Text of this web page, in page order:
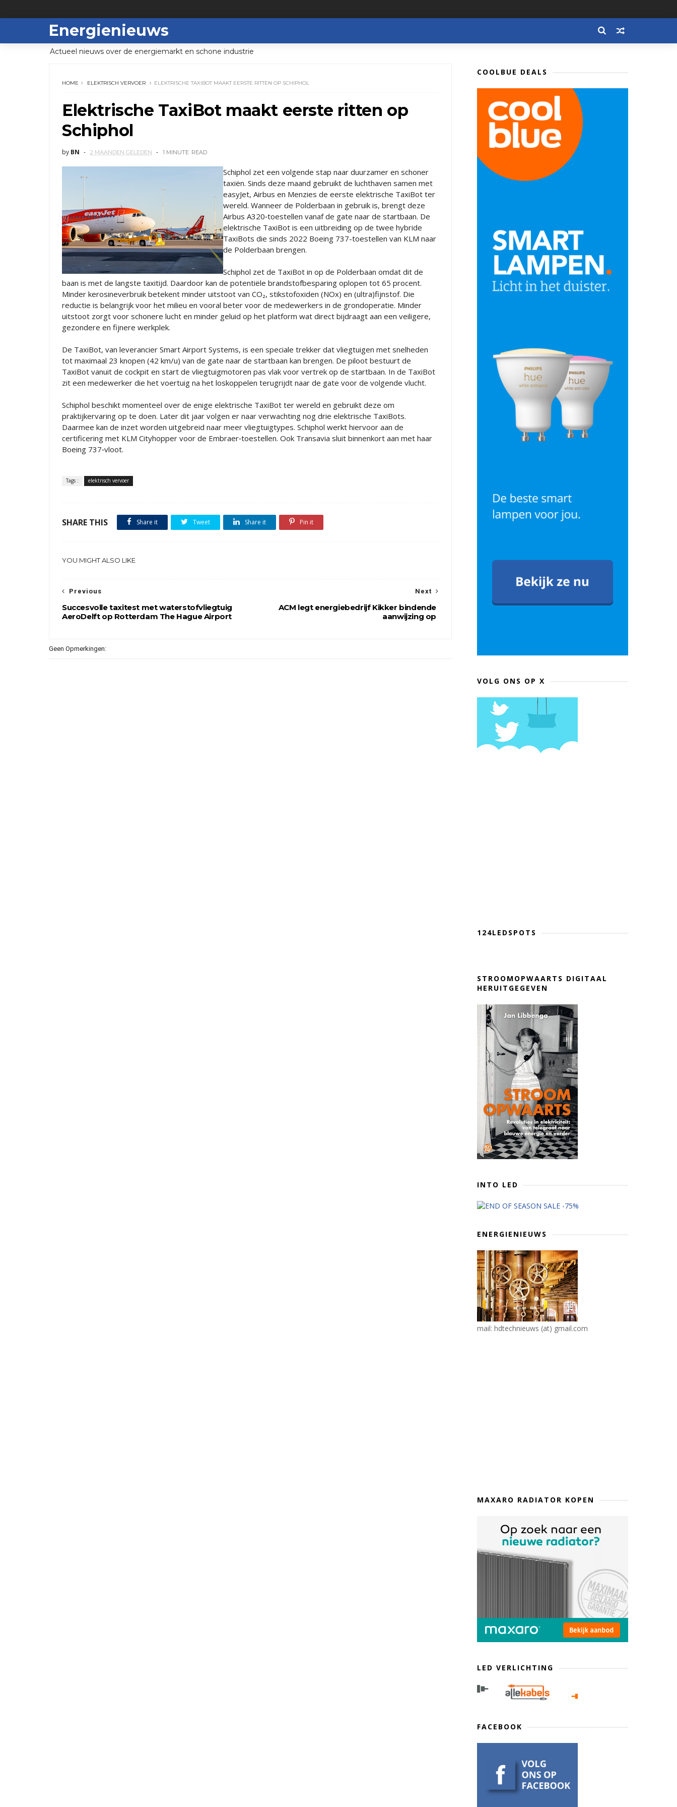
Energienieuws
Actueel nieuws over de energiemarkt en schone industrie
HOME ELEKTRISCH VERVOER ELEKTRISCHE TAXIBOT MAAKT EERSTE RITTEN OP SCHIPHOL
Elektrische TaxiBot maakt eerste ritten op
Schiphol
by BN 2 MAANDEN GELEDEN 1 MINUTE READ
Schiphol zet een volgende stap naar duurzamer en schoner
taxiën. Sinds deze maand gebruikt de luchthaven samen met
easyJet, Airbus en Menzies de eerste elektrische TaxiBot ter
wereld. Wanneer de Polderbaan in gebruik is, brengt deze
Airbus A320‑toestellen vanaf de gate naar de startbaan. De
elektrische TaxiBot is een uitbreiding op de twee hybride
TaxiBots die sinds 2022 Boeing 737-toestellen van KLM naar
de Polderbaan brengen.
Schiphol zet de TaxiBot in op de Polderbaan omdat dit de
baan is met de langste taxitijd. Daardoor kan de potentiële brandstofbesparing oplopen tot 65 procent.
Minder kerosineverbruik betekent minder uitstoot van CO₂, stikstofoxiden (NOx) en (ultra)fijnstof. Die
reductie is belangrijk voor het milieu en vooral beter voor de medewerkers in de grondoperatie. Minder
uitstoot zorgt voor schonere lucht en minder geluid op het platform wat direct bijdraagt aan een veiligere,
gezondere en fijnere werkplek.
De TaxiBot, van leverancier Smart Airport Systems, is een speciale trekker dat vliegtuigen met snelheden
tot maximaal 23 knopen (42 km/u) van de gate naar de startbaan kan brengen. De piloot bestuurt de
TaxiBot vanuit de cockpit en start de vliegtuigmotoren pas vlak voor vertrek op de startbaan. In de TaxiBot
zit een medewerker die het voertuig na het loskoppelen terugrijdt naar de gate voor de volgende vlucht.
Schiphol beschikt momenteel over de enige elektrische TaxiBot ter wereld en gebruikt deze om
praktijkervaring op te doen. Later dit jaar volgen er naar verwachting nog drie elektrische TaxiBots.
Daarmee kan de inzet worden uitgebreid naar meer vliegtuigtypes. Schiphol werkt hiervoor aan de
certificering met KLM Cityhopper voor de Embraer‑toestellen. Ook Transavia sluit binnenkort aan met haar
Boeing 737‑vloot.
Tags : elektrisch vervoer
SHARE THIS Share it Tweet Share it Pin it
YOU MIGHT ALSO LIKE
Next
ACM legt energiebedrijf Kikker bindende
aanwijzing op
Previous
Succesvolle taxitest met waterstofvliegtuig
AeroDelft op Rotterdam The Hague Airport
Geen Opmerkingen:
COOLBUE DEALS
VOLG ONS OP X
124LEDSPOTS
STROOMOPWAARTS DIGITAAL
HERUITGEGEVEN
INTO LED
ENERGIENIEUWS
mail: hdtechnieuws (at) gmail.com
MAXARO RADIATOR KOPEN
LED VERLICHTING
FACEBOOK